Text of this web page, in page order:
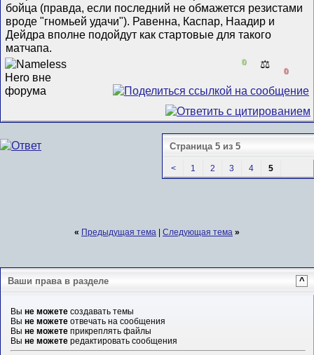
бойца (правда, если последний не обмажется резистами
вроде "гномьей удачи"). Равенна, Каспар, Наадир и
Дейдра вполне подойдут как стартовые для такого
матчапа.
0 ⚖️
0
Страница 5 из 5
< 1 2 3 4 5
« Предыдущая тема | Следующая тема »
Ваши права в разделе ^
Вы не можетесоздавать темы
Вы не можетеотвечать на сообщения
Вы не можетеприкреплять файлы
Вы не можетередактировать сообщения